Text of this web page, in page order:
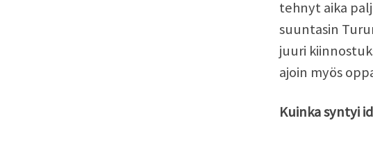
tehnyt aika
suuntasin
juuri
ajoin myös
Kuinka syntyi